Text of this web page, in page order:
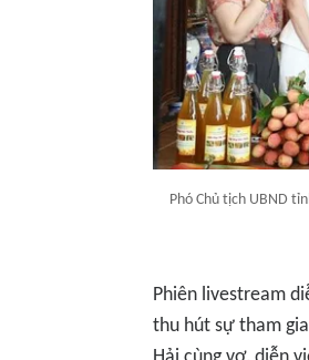
Phó Chủ tịch UBND
Phiên livestream
thu hút sự tham